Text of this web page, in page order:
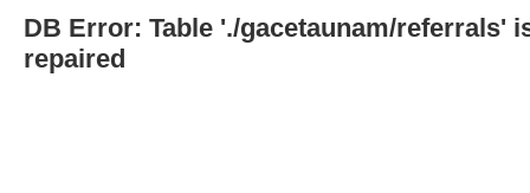
DB Error: Table './gacetaunam/referrals'
repaired